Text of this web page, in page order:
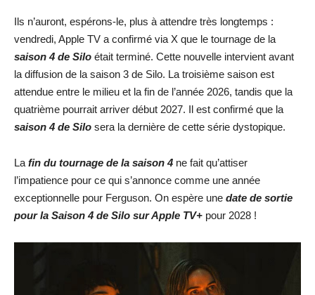
Ils n’auront, espérons-le, plus à attendre très longtemps :
vendredi, Apple TV a confirmé via X que le tournage de la
saison 4 de Silo était terminé. Cette nouvelle intervient avant
la diffusion de la saison 3 de Silo. La troisième saison est
attendue entre le milieu et la fin de l’année 2026, tandis que la
quatrième pourrait arriver début 2027. Il est confirmé que la
saison 4 de Silo sera la dernière de cette série dystopique.
La fin du tournage de la saison 4 ne fait qu’attiser
l’impatience pour ce qui s’annonce comme une année
exceptionnelle pour Ferguson. On espère une date de sortie
pour la Saison 4 de Silo sur Apple TV+ pour 2028 !